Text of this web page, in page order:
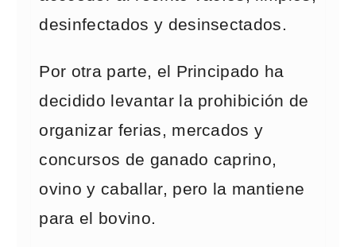
desinfectados y desinsectados.
Por otra parte, el Principado ha
decidido levantar la prohibición de
organizar ferias, mercados y
concursos de ganado caprino,
ovino y caballar, pero la mantiene
para el bovino.